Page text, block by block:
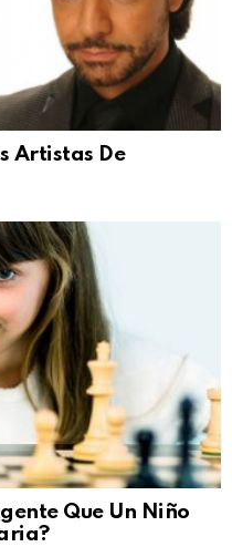
Artistas De
Que Un Niño